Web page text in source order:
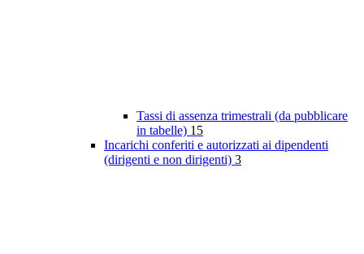
Tassi di assenza trimestrali (da pubblicare
in tabelle) 15
Incarichi conferiti e autorizzati ai dipendenti
(dirigenti e non dirigenti) 3